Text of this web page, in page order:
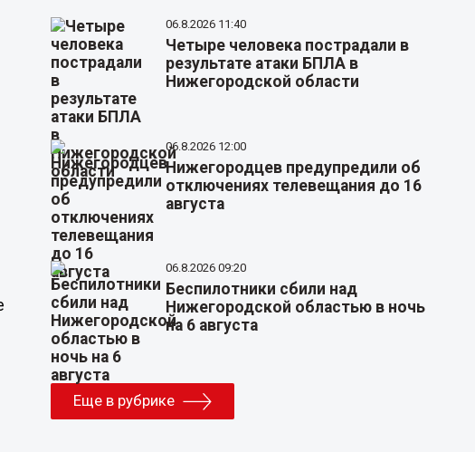
06.8.2026 11:40
Четыре человека пострадали в
результате атаки БПЛА в
Нижегородской области
06.8.2026 12:00
Нижегородцев предупредили об
отключениях телевещания до 16
августа
06.8.2026 09:20
Беспилотники сбили над
Нижегородской областью в ночь
на 6 августа
Еще в рубрике